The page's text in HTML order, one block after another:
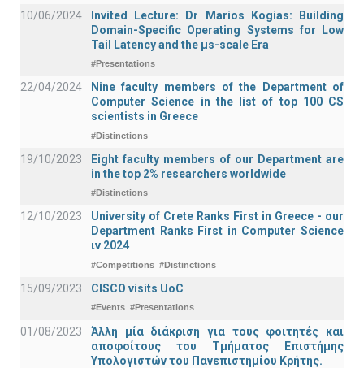
10/06/2024
Invited Lecture: Dr Marios Kogias: Building
Domain-Specific Operating Systems for Low
Tail Latency and the μs-scale Era
#Presentations
22/04/2024
Nine faculty members of the Department of
Computer Science in the list of top 100 CS
scientists in Greece
#Distinctions
19/10/2023
Eight faculty members of our Department are
in the top 2% researchers worldwide
#Distinctions
12/10/2023
University of Crete Ranks First in Greece - our
Department Ranks First in Computer Science
ιν 2024
#Competitions #Distinctions
15/09/2023 CISCO visits UoC
#Events #Presentations
01/08/2023
Άλλη μία διάκριση για τους φοιτητές και
αποφοίτους του Τμήματος Επιστήμης
Υπολογιστών του Πανεπιστημίου Κρήτης.